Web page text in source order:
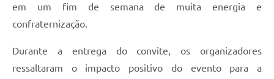
em um fim de semana de muita energia e
confraternização.
Durante a entrega do convite, os organizadores
ressaltaram o impacto positivo do evento para a